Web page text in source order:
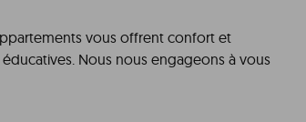
vous offrent confort et
Nous nous engageons à vous